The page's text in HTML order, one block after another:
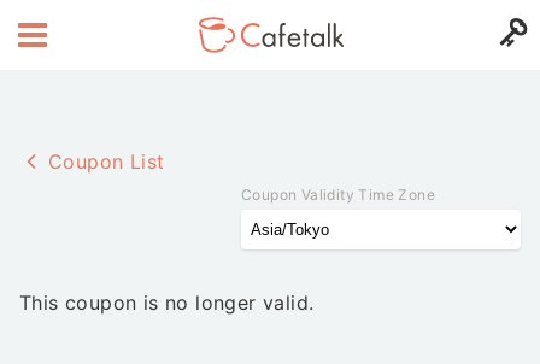
Coupon List
Coupon Validity Time Zone
This coupon is no longer valid.